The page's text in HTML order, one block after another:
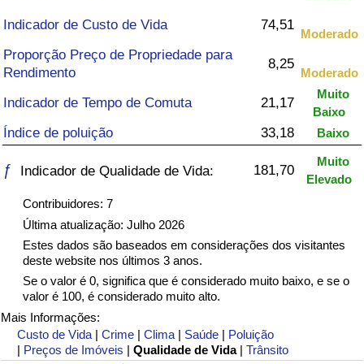
Indicador de Custo de Vida 74,51
Moderado
Proporção Preço de Propriedade para
Rendimento
8,25
Moderado
Indicador de Tempo de Comuta 21,17
Muito
Baixo
Índice de poluição 33,18 Baixo
ƒ Indicador de Qualidade de Vida: 181,70
Muito
Elevado
Contribuidores: 7
Última atualização: Julho 2026
Estes dados são baseados em considerações dos visitantes
deste website nos últimos 3 anos.
Se o valor é 0, significa que é considerado muito baixo, e se o
valor é 100, é considerado muito alto.
Mais Informações:
Custo de Vida |Crime |Clima | Saúde | Poluição
| Preços de Imóveis |Qualidade de Vida |Trânsito
Saúde
Indicador de Saúde (Atual)
Indicador de Saúde
Indicador de Poluição (Atual)
Índice de poluição
Indicador de Poluição por País
Trânsito